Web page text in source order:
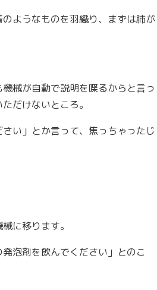
ようなものを羽織り、まずは肺が
械が自動で説明を喋るからと言っ
だけないところ。
い」とか言って、焦っちゃったじ
に移ります。
泡剤を飲んでください」とのこ